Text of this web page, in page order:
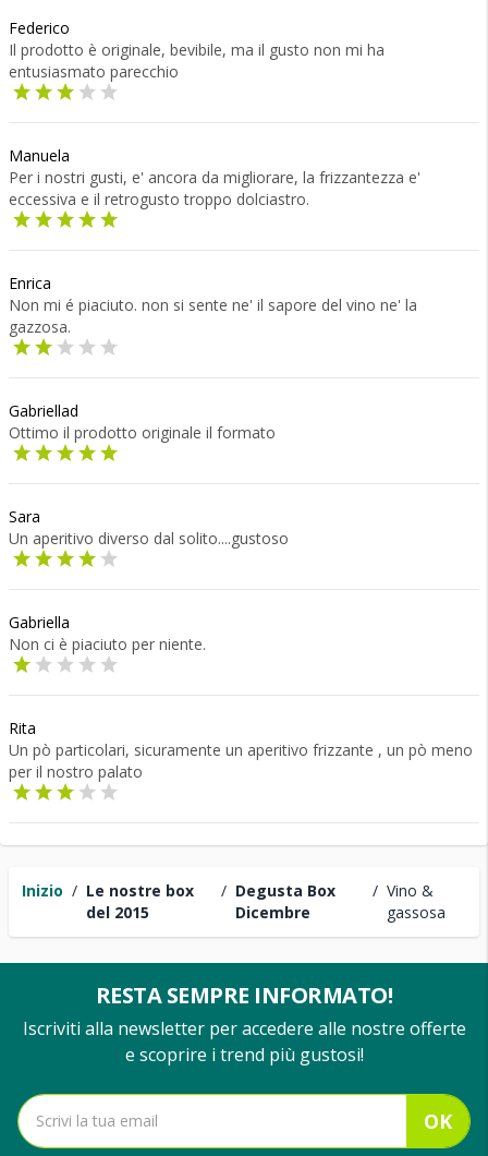
Inizio / Le nostre box
del 2015
/ Degusta Box
Dicembre
/ Vino &
gassosa
Federico
Il prodotto è originale, bevibile, ma il gusto non mi ha
entusiasmato parecchio
Manuela
Per i nostri gusti, e' ancora da migliorare, la frizzantezza e'
eccessiva e il retrogusto troppo dolciastro.
Enrica
Non mi é piaciuto. non si sente ne' il sapore del vino ne' la
gazzosa.
Gabriellad
Ottimo il prodotto originale il formato
Sara
Un aperitivo diverso dal solito....gustoso
Gabriella
Non ci è piaciuto per niente.
Rita
Un pò particolari, sicuramente un aperitivo frizzante , un pò meno
per il nostro palato
RESTA SEMPRE INFORMATO!
Iscriviti alla newsletter per accedere alle nostre offerte
e scoprire i trend più gustosi!
OK